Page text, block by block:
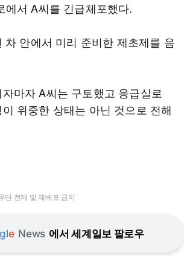
에서 A씨를 긴급체포했다.
차 안에서 미리 준비한 제초제를 음
마자 A씨는 구토했고 응급실로
위중한 상태는 아닌 것으로 전해
전재 및 재배포 금지
gle News 에서 세계일보 팔로우